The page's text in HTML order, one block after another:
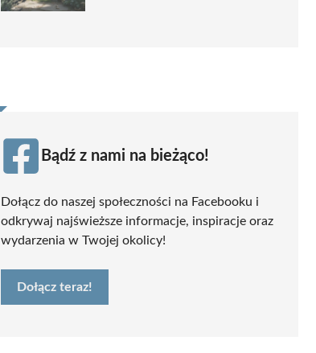
Bądź z nami na bieżąco!
Dołącz do naszej społeczności na Facebooku i
odkrywaj najświeższe informacje, inspiracje oraz
wydarzenia w Twojej okolicy!
Dołącz teraz!